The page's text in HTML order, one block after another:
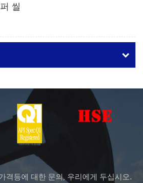
씰
격등에 대한 문의, 우리에게 두십시오.